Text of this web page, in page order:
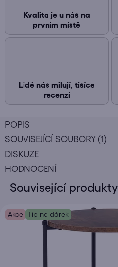
Kvalita je u nás na
prvním místě
Lidé nás milují, tisíce
recenzí
POPIS
SOUVISEJÍCÍ SOUBORY (1)
DISKUZE
HODNOCENÍ
Související produkty
Akce Tip na dárek